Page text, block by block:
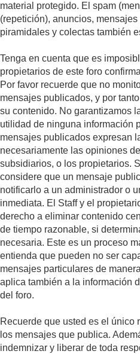
material protegido. El spam
(repetición), anuncios,
piramidales y colectas también
Tenga en cuenta que es
propietarios de este foro
Por favor recuerde que no
mensajes publicados, y por
su contenido. No garantizamos
utilidad de ninguna información
mensajes publicados expresan
necesariamente las opiniones
subsidiarios, o los propietarios.
considere que un mensaje
notificarlo a un administrador o
inmediata. El Staff y el
derecho a eliminar contenido
de tiempo razonable, si
necesaria. Este es un proceso
entienda que pueden no ser
mensajes particulares de
aplica también a la información
del foro.
Recuerde que usted es el único
los mensajes que publica.
indemnizar y liberar de toda